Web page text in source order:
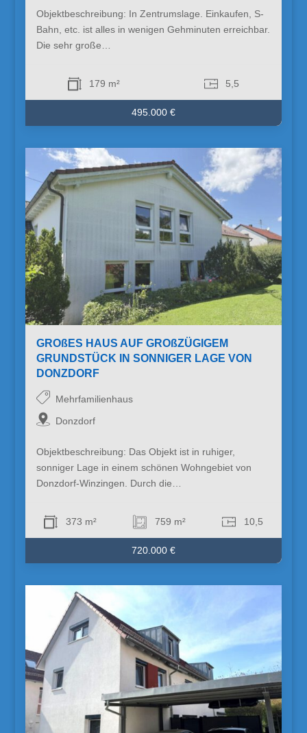
Objektbeschreibung: In Zentrumslage. Einkaufen, S-
Bahn, etc. ist alles in wenigen Gehminuten erreichbar.
Die sehr große…
179 m² 5,5
495.000 €
GROßES HAUS AUF GROßZÜGIGEM
GRUNDSTÜCK IN SONNIGER LAGE VON
DONZDORF
Mehrfamilienhaus
Donzdorf
Objektbeschreibung: Das Objekt ist in ruhiger,
sonniger Lage in einem schönen Wohngebiet von
Donzdorf-Winzingen. Durch die…
373 m² 759 m² 10,5
720.000 €